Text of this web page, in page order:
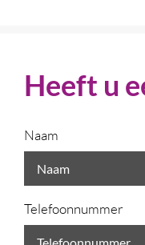
Heeft u
Naam
Telefoonnummer